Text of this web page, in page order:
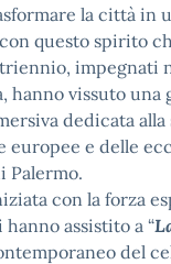
la città in
questo spirito
impegnati
hanno vissuto una
dedicata
e delle
Palermo.
con la forza
assistito a “
del